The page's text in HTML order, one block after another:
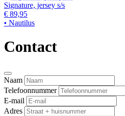
Signature, jersey s/s
€ 89,95
• Nautilus
Contact
Naam
Telefoonnummer
E-mail
Adres